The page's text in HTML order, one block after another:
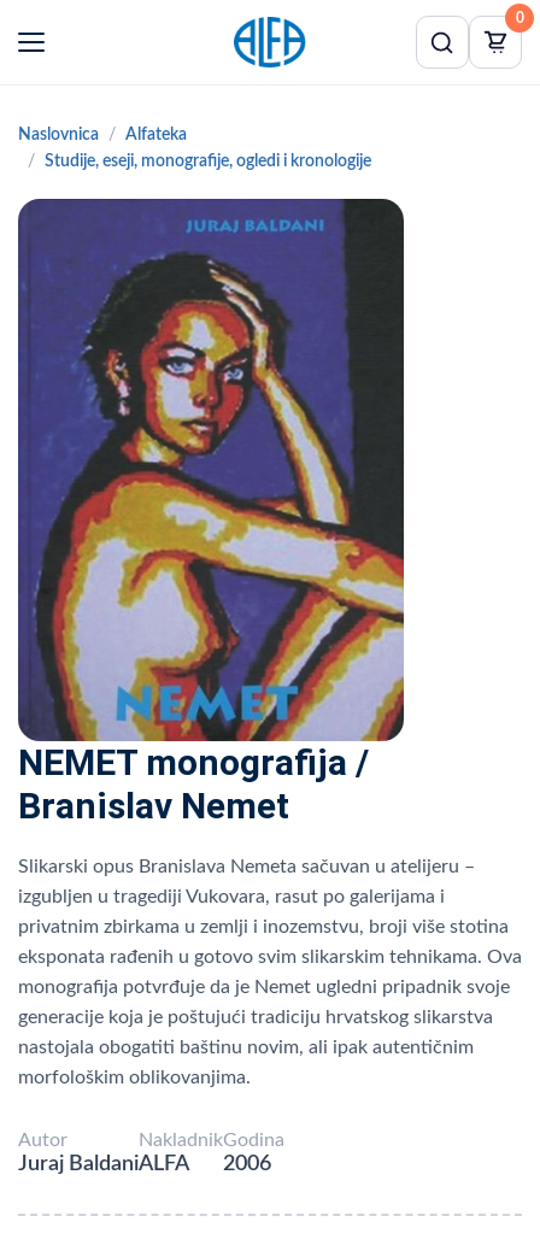
0
Naslovnica
Alfateka
Studije, eseji, monografije, ogledi i kronologije
NEMET monografija /
Branislav Nemet
Slikarski opus Branislava Nemeta sačuvan u atelijeru –
izgubljen u tragediji Vukovara, rasut po galerijama i
privatnim zbirkama u zemlji i inozemstvu, broji više stotina
eksponata rađenih u gotovo svim slikarskim tehnikama. Ova
monografija potvrđuje da je Nemet ugledni pripadnik svoje
generacije koja je poštujući tradiciju hrvatskog slikarstva
nastojala obogatiti baštinu novim, ali ipak autentičnim
morfološkim oblikovanjima.
Autor
Juraj Baldani
Nakladnik
ALFA
Godina
2006